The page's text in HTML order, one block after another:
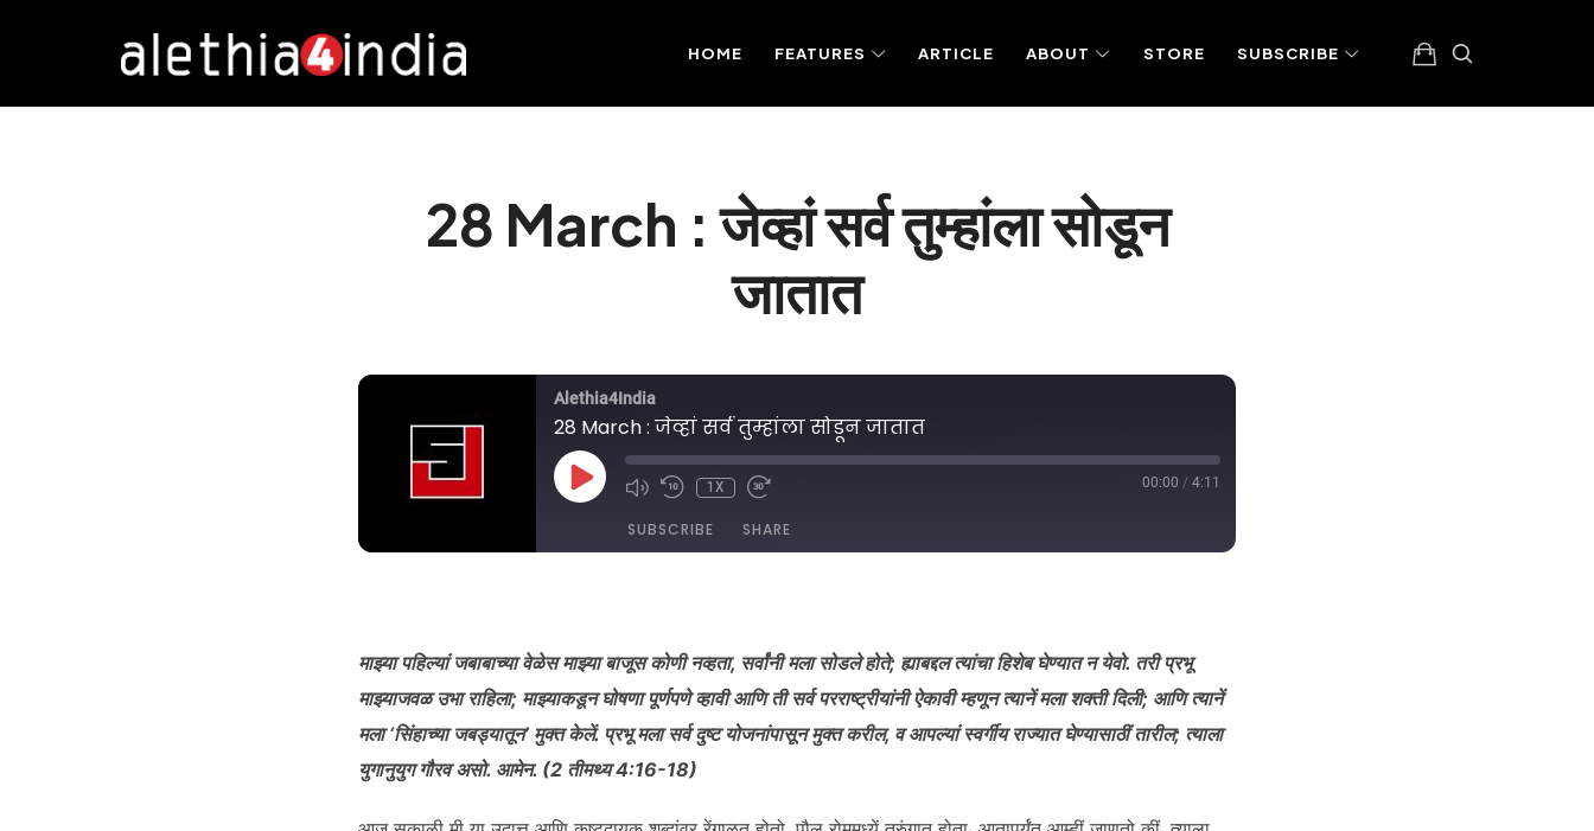
Alethia4India HOME FEATURES ARTICLE ABOUT STORE SUBSCRIBE
28 March : जेव्हां सर्व तुम्हांला सोडून
जातात
Alethia4India
28 March : जेव्हां सर्व तुम्हांला सोडून जातात
PLAY
EPISODE
1X 00:00 / 4:11
SUBSCRIBE SHARE
LINK
माझ्या पहिल्यांजबाबाच्या वेळेस माझ्या बाजूस कोणी नव्हता, सर्वांनी मला सोडले होते; ह्याबद्दल त्यांचा हिशेब घेण्यात न येवो. तरी प्रभू
माझ्याजवळ उभा राहिला; माझ्याकडून घोषणा पूर्णपणे व्हावी आणि ती सर्व परराष्ट्रीयांनी ऐकावी म्हणूनत्यानेंमला शक्ती दिली; आणित्यानें
मला‘सिंहाच्या जबड्यातून’ मुक्तकेलें. प्रभू मला सर्व दुष्ट योजनांपासून मुक्त करील, व आपल्यांस्वर्गीय राज्यात घेण्यासाठींतारील; त्याला
युगानुयुग गौरव असो. आमेन. (2 तीमथ्य4:16-18)